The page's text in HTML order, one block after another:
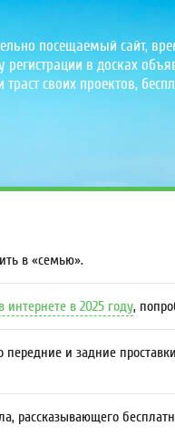
посещаемый сайт,
в досках
своих проектов,
в «семью».
интернете в 2025 году,
и задние
рассказывающего